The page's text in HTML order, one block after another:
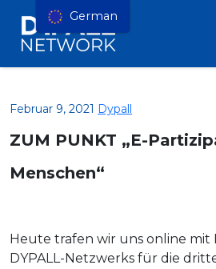
Februar 9, 2021 Dypall
ZUM PUNKT „E-
Menschen“
Heute trafen wir uns online mit
DYPALL-Netzwerks für die
German